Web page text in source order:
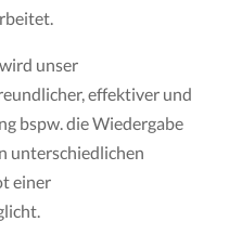
unser
effektiver und
bspw. die Wiedergabe
unterschiedlichen
einer